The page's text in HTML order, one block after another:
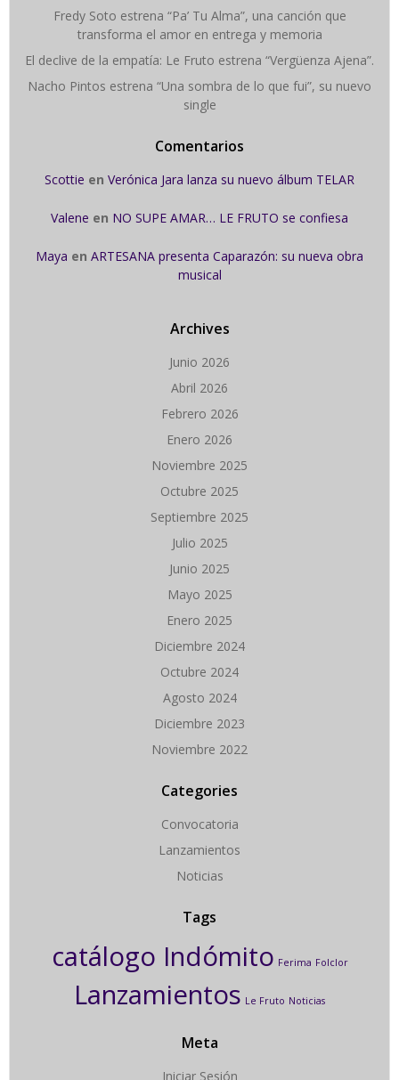
Fredy Soto estrena “Pa’ Tu Alma”, una canción que
transforma el amor en entrega y memoria
El declive de la empatía: Le Fruto estrena “Vergüenza Ajena”.
Nacho Pintos estrena “Una sombra de lo que fui”, su nuevo
single
Comentarios
Scottie en Verónica Jara lanza su nuevo álbum TELAR
Valene en NO SUPE AMAR… LE FRUTO se confiesa
Maya en ARTESANA presenta Caparazón: su nueva obra
musical
Archives
Junio 2026
Abril 2026
Febrero 2026
Enero 2026
Noviembre 2025
Octubre 2025
Septiembre 2025
Julio 2025
Junio 2025
Mayo 2025
Enero 2025
Diciembre 2024
Octubre 2024
Agosto 2024
Diciembre 2023
Noviembre 2022
Categories
Convocatoria
Lanzamientos
Noticias
Tags
catálogo Indómito Ferima Folclor
Lanzamientos Le Fruto Noticias
Meta
Iniciar Sesión